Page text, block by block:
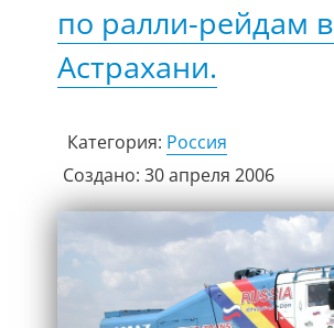
по ралли-рейдам в
Астрахани.
Категория: Россия
Создано: 30 апреля 2006